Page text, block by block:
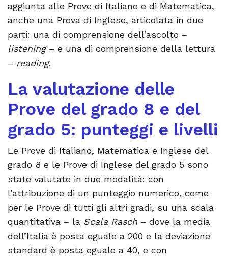
aggiunta alle Prove di Italiano e di Matematica,
anche una Prova di Inglese, articolata in due
parti: una di comprensione dell’ascolto –
listening– e una di comprensione della lettura
– reading.
La valutazione delle
Prove del grado 8 e del
grado 5: punteggi e livelli
Le Prove di Italiano, Matematica e Inglese del
grado 8 e le Prove di Inglese del grado 5 sono
state valutate in due modalità: con
l’attribuzione di un punteggio numerico, come
per le Prove di tutti gli altri gradi, su una scala
quantitativa – la Scala Rasch – dove la media
dell’Italia è posta eguale a 200 e la deviazione
standard è posta eguale a 40, e con